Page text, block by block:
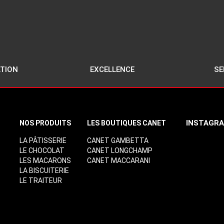
EXCELLENCE
NOS PRODUITS
LA PÂTISSERIE
LE CHOCOLAT
LES MACARONS
LA BISCUITERIE
LE TRAITEUR
LES BOUTIQUES CANET
CANET GAMBETTA
CANET LONGCHAMP
CANET MACCARANI